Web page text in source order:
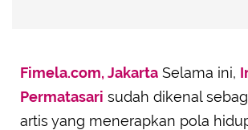
Fimela.com, Jakarta Selama ini,
Permatasari sudah dikenal
artis yang menerapkan pola